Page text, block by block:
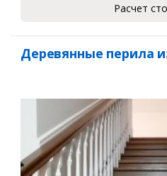
Расчет
Деревянные перила